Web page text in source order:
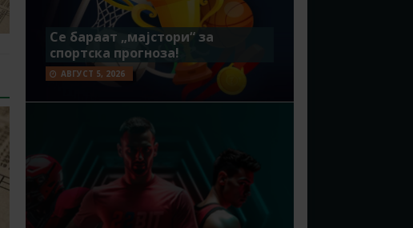
Се бараат „мајстори“ за
спортска прогноза!
АВГУСТ 5, 2026